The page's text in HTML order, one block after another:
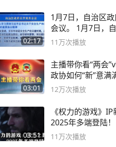
02:17
1月7日，自治区
会议。 1月7日，
副书记
11万次播放
03:01
主播带你看“两会”vlog
政协如何“新”意满
12万次播放
03:51
《权力的游戏》IP
2025年多端登陆
概要
11万次播放